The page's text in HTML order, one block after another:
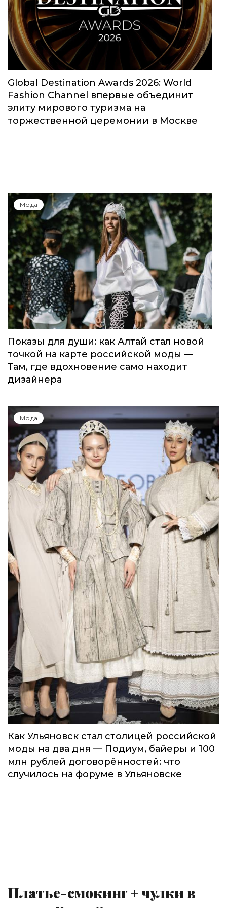
Global Destination Awards 2026: World
Fashion Channel впервые объединит
элиту мирового туризма на
торжественной церемонии в Москве
Мода
Показы для души: как Алтай стал новой
точкой на карте российской моды —
Там, где вдохновение само находит
дизайнера
Мода
Как Ульяновск стал столицей российской
моды на два дня — Подиум, байеры и 100
млн рублей договорённостей: что
случилось на форуме в Ульяновске
Платье-смокинг + чулки в